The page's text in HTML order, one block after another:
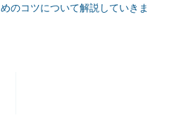
のコツについて解説していきま